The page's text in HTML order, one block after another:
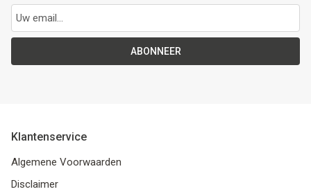
ABONNEER
Klantenservice
Algemene Voorwaarden
Disclaimer